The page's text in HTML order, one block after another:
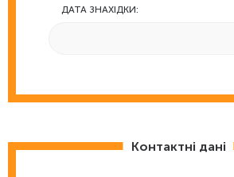
ДАТА ЗНАХІДКИ:
Контактні дані